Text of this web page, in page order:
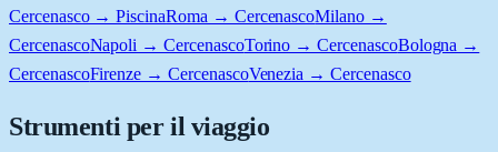
Cercenasco → PiscinaRoma → CercenascoMilano →
CercenascoNapoli → CercenascoTorino → CercenascoBologna →
CercenascoFirenze → CercenascoVenezia → Cercenasco
Strumenti per il viaggio